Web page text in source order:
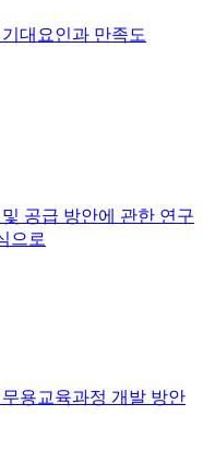
대요인과 만족도
공급 방안에 관한 연구
으로
용교육과정 개발 방안